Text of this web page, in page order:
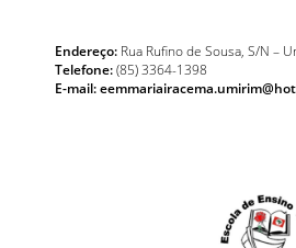
Endereço: Rua Rufino de Sousa, S/N –
Telefone:(85) 3364-1398
E-mail: